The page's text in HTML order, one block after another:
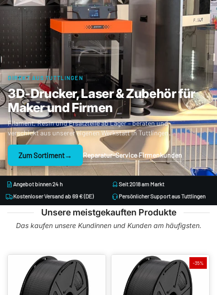
3D-
Druck-
Zubehör,
Filament
&
Resin
online
kaufen
DIREKT AUS TUTTLINGEN
3D-Drucker, Laser & Zubehör für
Maker und Firmen
Filament, Resin und Ersatzteile ab Lager – beraten und
verschickt aus unserer eigenen Werkstatt in Tuttlingen.
Zum Sortiment→ Reparatur-Service·Firmenkunden
Angebot binnen 24 h
Seit 2018 am Markt
Kostenloser Versand ab 69 € (DE)
Persönlicher Support aus Tuttlingen
Unsere meistgekauften Produkte
Das kaufen unsere Kundinnen und Kunden am häufigsten.
-35%